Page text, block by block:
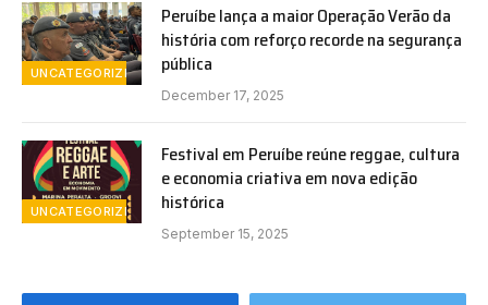
UNCATEGORIZED
Peruíbe lança a maior Operação Verão da
história com reforço recorde na segurança
pública
December 17, 2025
UNCATEGORIZED
Festival em Peruíbe reúne reggae, cultura
e economia criativa em nova edição
histórica
September 15, 2025